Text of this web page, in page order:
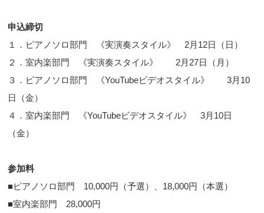
申込締切
１．ピアノソロ部門 《実演奏スタイル》 2月12日（日）
２．室内楽部門 《実演奏スタイル》 2月27日（月）
３．ピアノソロ部門 《YouTubeビデオスタイル》 3月10
日（金）
４．室内楽部門 《YouTubeビデオスタイル》 3月10日
（金）
参加料
■ピアノソロ部門 10,000円（予選）、18,000円（本選）
■室内楽部門 28,000円